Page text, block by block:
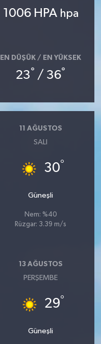
1006 HPA hpa
EN DÜŞÜK / EN YÜKSEK
23° / 36°
11 AĞUSTOS
SALI
30°
Güneşli
Nem: %40
Rüzgar: 3.39 m/s
13 AĞUSTOS
PERŞEMBE
29°
Güneşli